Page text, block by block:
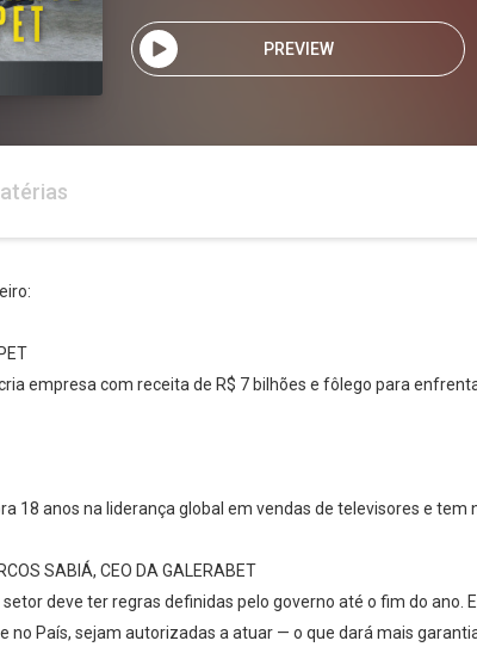
PREVIEW
empresa com receita de R$ 7 bilhões e fôlego para
18 anos na liderança global em vendas de televisores e tem
SABIÁ, CEO DA GALERABET
deve ter regras definidas pelo governo até o fim do ano.
no País, sejam autorizadas a atuar — o que dará mais